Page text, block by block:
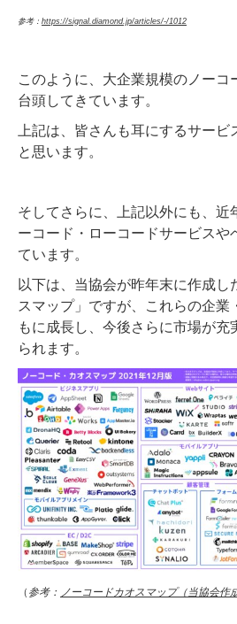
参考： https://signal.diamond.jp/articles/-/1012
このように、大企業規模のノーコ
台頭してきています。
上記は、皆さんも耳にするサー
と思います。
そしてさらに、上記以外にも、近
ーコード・ローコードサービスや
ています。
以下は、当協会が昨年末に作成し
スマップ」ですが、これらの企業
もに成長し、今後さらに市場が充
られます。
（ 参考： ノーコードカオスマップ（当協会作